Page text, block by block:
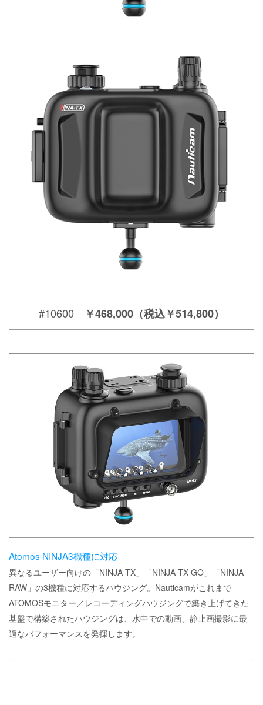
#10600 ￥468,000（税込￥514,800）
Atomos NINJA3機種に対応
異なるユーザー向けの「NINJA TX」「NINJA TX GO」「NINJA
RAW」の3機種に対応するハウジング。Nauticamがこれまで
ATOMOSモニター／レコーディングハウジングで築き上げてきた
基盤で構築されたハウジングは、水中での動画、静止画撮影に最
適なパフォーマンスを発揮します。